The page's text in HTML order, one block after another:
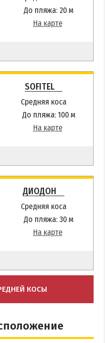
До пляжа: 20 м
На карте
SOFITEL
Средняя коса
До пляжа: 100 м
На карте
ДИОДОН
Средняя коса
До пляжа: 30 м
На карте
КОСЫ